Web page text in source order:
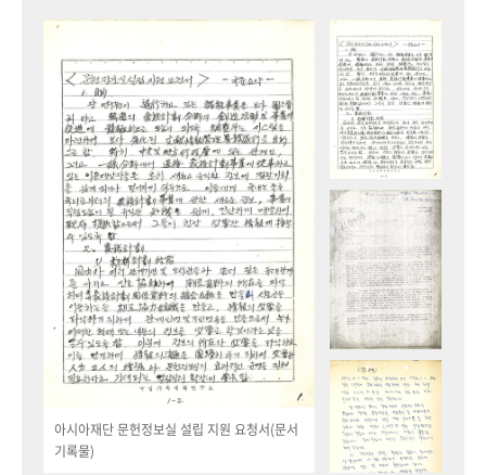
아시아재단 문헌정보실 설립 지원 요청서(문서
기록물)